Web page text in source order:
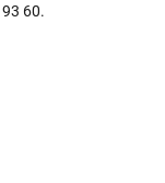
60.